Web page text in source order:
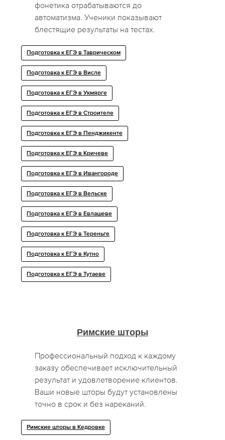
фонетика отрабатываются до
автоматизма. Ученики показывают
блестящие результаты на тестах.
Подготовка к ЕГЭ в Таврическом
Подготовка к ЕГЭ в Висле
Подготовка к ЕГЭ в Укмярге
Подготовка к ЕГЭ в Строителе
Подготовка к ЕГЭ в Пенджикенте
Подготовка к ЕГЭ в Кричеве
Подготовка к ЕГЭ в Ивангороде
Подготовка к ЕГЭ в Вельске
Подготовка к ЕГЭ в Евлашеве
Подготовка к ЕГЭ в Тереньге
Подготовка к ЕГЭ в Кутно
Подготовка к ЕГЭ в Тутаеве
Римские шторы
Профессиональный подход к каждому
заказу обеспечивает исключительный
результат и удовлетворение клиентов.
Ваши новые шторы будут установлены
точно в срок и без нареканий.
Римские шторы в Кедровке